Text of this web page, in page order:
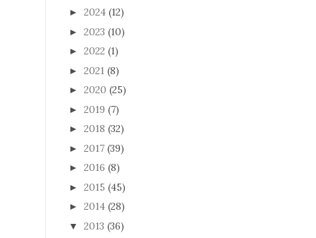
► 2024 (12)
► 2023 (10)
► 2022 (1)
► 2021 (8)
► 2020 (25)
► 2019 (7)
► 2018 (32)
► 2017 (39)
► 2016 (8)
► 2015 (45)
► 2014 (28)
▼ 2013 (36)